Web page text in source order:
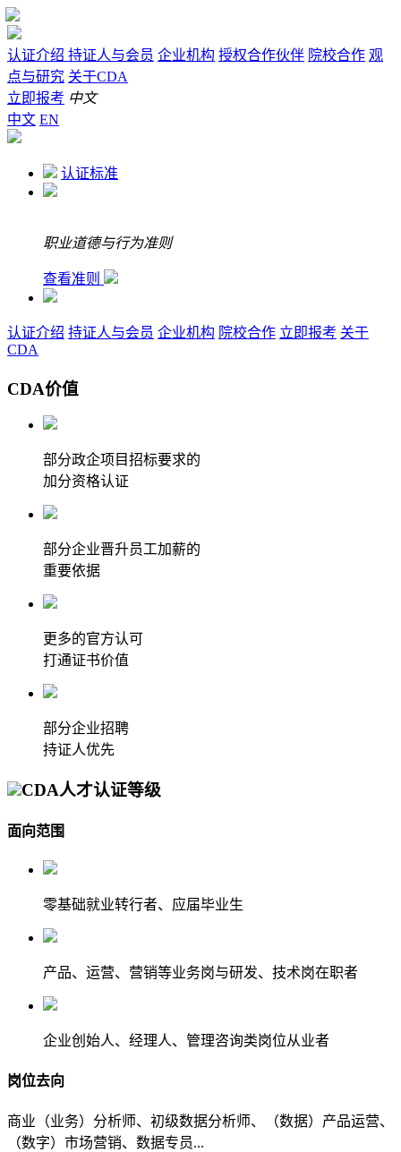
认证介绍 持证人与会员 企业机构 授权合作伙伴 院校合作 观
点与研究 关于CDA
立即报考 中文
中文 EN
认证标准
职业道德与行为准则
查看准则
认证介绍 持证人与会员 企业机构 院校合作 立即报考 关于
CDA
CDA价值
部分政企项目招标要求的
加分资格认证
部分企业晋升员工加薪的
重要依据
更多的官方认可
打通证书价值
部分企业招聘
持证人优先
CDA人才认证等级
面向范围
零基础就业转行者、应届毕业生
产品、运营、营销等业务岗与研发、技术岗在职者
企业创始人、经理人、管理咨询类岗位从业者
岗位去向
商业（业务）分析师、初级数据分析师、（数据）产品运营、
（数字）市场营销、数据专员...